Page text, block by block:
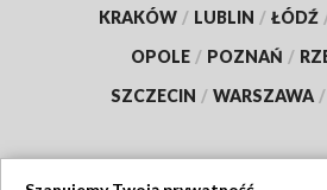
KRAKÓW / LUBLIN / ŁÓDŹ
OPOLE / POZNAŃ /
SZCZECIN / WARSZAWA /